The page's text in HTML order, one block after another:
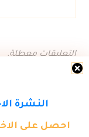
النشرة
احصل على
التعليقات معطلة.